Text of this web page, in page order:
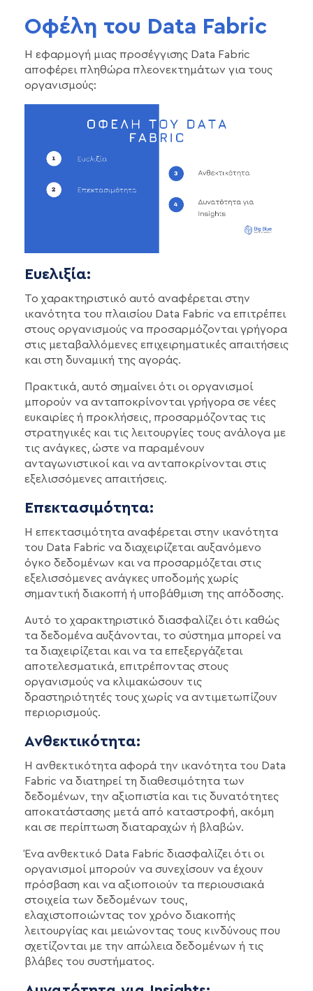
Οφέλη του Data Fabric
Η εφαρμογή μιας προσέγγισης Data Fabric
αποφέρει πληθώρα πλεονεκτημάτων για τους
οργανισμούς:
Ευελιξία:
Το χαρακτηριστικό αυτό αναφέρεται στην
ικανότητα του πλαισίου Data Fabric να επιτρέπει
στους οργανισμούς να προσαρμόζονται γρήγορα
στις μεταβαλλόμενες επιχειρηματικές απαιτήσεις
και στη δυναμική της αγοράς.
Πρακτικά, αυτό σημαίνει ότι οι οργανισμοί
μπορούν να ανταποκρίνονται γρήγορα σε νέες
ευκαιρίες ή προκλήσεις, προσαρμόζοντας τις
στρατηγικές και τις λειτουργίες τους ανάλογα με
τις ανάγκες, ώστε να παραμένουν
ανταγωνιστικοί και να ανταποκρίνονται στις
εξελισσόμενες απαιτήσεις.
Επεκτασιμότητα:
Η επεκτασιμότητα αναφέρεται στην ικανότητα
του Data Fabric να διαχειρίζεται αυξανόμενο
όγκο δεδομένων και να προσαρμόζεται στις
εξελισσόμενες ανάγκες υποδομής χωρίς
σημαντική διακοπή ή υποβάθμιση της απόδοσης.
Αυτό το χαρακτηριστικό διασφαλίζει ότι καθώς
τα δεδομένα αυξάνονται, το σύστημα μπορεί να
τα διαχειρίζεται και να τα επεξεργάζεται
αποτελεσματικά, επιτρέποντας στους
οργανισμούς να κλιμακώσουν τις
δραστηριότητές τους χωρίς να αντιμετωπίζουν
περιορισμούς.
Ανθεκτικότητα:
Η ανθεκτικότητα αφορά την ικανότητα του Data
Fabric να διατηρεί τη διαθεσιμότητα των
δεδομένων, την αξιοπιστία και τις δυνατότητες
αποκατάστασης μετά από καταστροφή, ακόμη
και σε περίπτωση διαταραχών ή βλαβών.
Ένα ανθεκτικό Data Fabric διασφαλίζει ότι οι
οργανισμοί μπορούν να συνεχίσουν να έχουν
πρόσβαση και να αξιοποιούν τα περιουσιακά
στοιχεία των δεδομένων τους,
ελαχιστοποιώντας τον χρόνο διακοπής
λειτουργίας και μειώνοντας τους κινδύνους που
σχετίζονται με την απώλεια δεδομένων ή τις
βλάβες του συστήματος.